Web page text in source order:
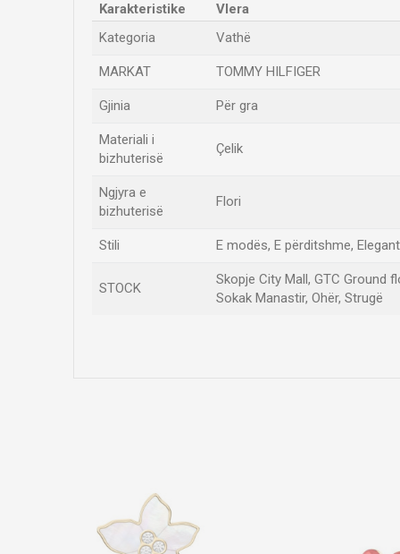
Karakteristike
Vlera
Kategoria
Vathë
MARKAT TOMMY HILFIGER
Gjinia Për gra
Materiali i
bizhuterisë
Çelik
Ngjyra e
bizhuterisë
Flori
Stili E modës, E përditshme,
STOCK
Skopje City Mall, GTC Ground
Sokak Manastir, Ohër, Strugë